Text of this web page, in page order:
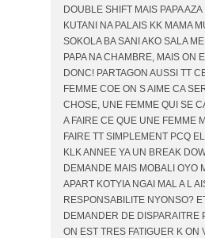
DOUBLE SHIFT MAIS PAPA
KUTANI NA PALAIS KK MAMA
SOKOLA BA SANI AKO SALA
PAPA NA CHAMBRE, MAIS ON
DONC! PARTAGON AUSSI TT
FEMME COE ON S AIME CA
CHOSE, UNE FEMME QUI SE
A FAIRE CE QUE UNE FEMME
FAIRE TT SIMPLEMENT PCQ
KLK ANNEE YA UN BREAK
DEMANDE MAIS MOBALI OYO
APART KOTYIA NGAI MAL A L
RESPONSABILITE NYONSO?
DEMANDER DE DISPARAITRE
ON EST TRES FATIGUER K ON